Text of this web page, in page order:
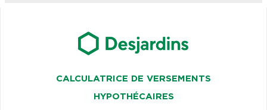
CALCULATRICE DE VERSEMENTS
HYPOTHÉCAIRES